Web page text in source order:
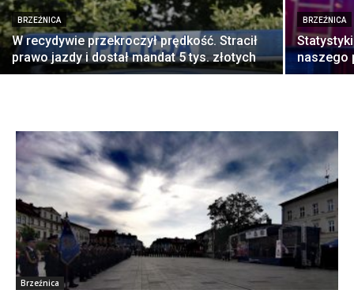
BRZEŹNICA
W recydywie przekroczył prędkość. Stracił
prawo jazdy i dostał mandat 5 tys. złotych
BRZEŹNICA
naszego
Brzeźnica